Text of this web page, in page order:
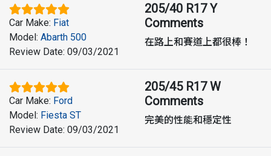
Car Make: Fiat
Model: Abarth 500
Review Date: 09/03/2021
205/40 R17 Y
Comments
在路上和賽道上都很棒！
Car Make: Ford
Model: Fiesta ST
Review Date: 09/03/2021
205/45 R17 W
Comments
完美的性能和穩定性